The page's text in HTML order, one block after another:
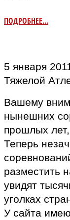
ПОДРОБНЕЕ...
5 января
Тяжелой
Вашему
нынешних
прошлых
Теперь
разместить
увидят
уголках
У сайта